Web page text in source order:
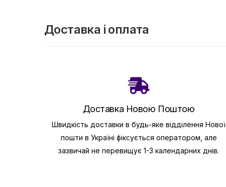
Доставка і оплата
Доставка Новою Поштою
Швидкість доставки в будь-яке відділення Нової
пошти в Україні фіксується оператором, але
зазвичай не перевищує 1-3 календарних днів.